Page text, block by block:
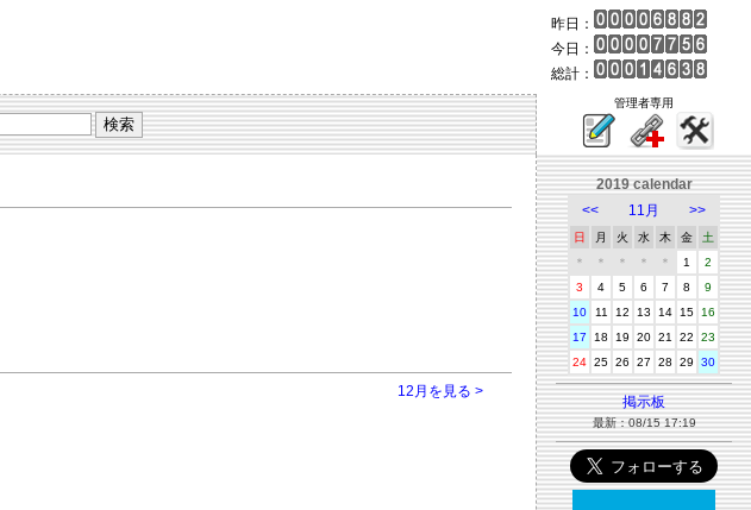
昨日：
今日：
総計：
管理者専用
12月を見る >
2019 calendar
<<
11月 >>
日 月 火 水 木 金
土
＊
＊ ＊ ＊ ＊ 1
2
3
4 5 6 7 8
9
10
11 12 13 14 15
16
17
18 19 20 21 22
23
24 25 26 27 28 29 30
掲示板
最新：08/15 17:19